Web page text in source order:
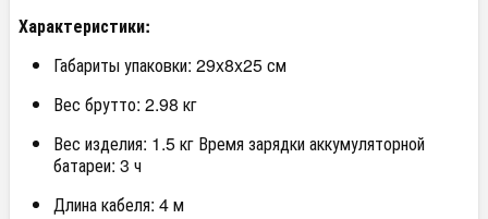
Характеристики:
Габариты упаковки: 29x8x25 см
Вес брутто: 2.98 кг
Вес изделия: 1.5 кг Время зарядки аккумуляторной
батареи: 3 ч
Длина кабеля: 4 м